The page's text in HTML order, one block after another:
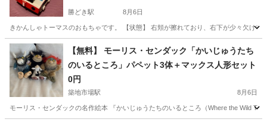
勝どき駅 8月6日
きかんしゃトーマスのおもちゃです。 【状態】 右頬が擦れており、右下が少々欠
東京 中央区 勝どき駅 おもちゃ
【無料】 モーリス・センダック「かいじゅうたち
のいるところ」パペット3体＋マックス人形セット
0円
築地市場駅 8月6日
モーリス・センダックの名作絵本 『かいじゅうたちのいるところ（Where the Wild